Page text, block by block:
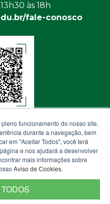
às 18h
fale-conosco
funcionamento do nosso site,
durante a navegação, bem
em "Aceitar Todos", você terá
e nos ajudará a desenvolver
mais informações sobre
Aviso de Cookies.